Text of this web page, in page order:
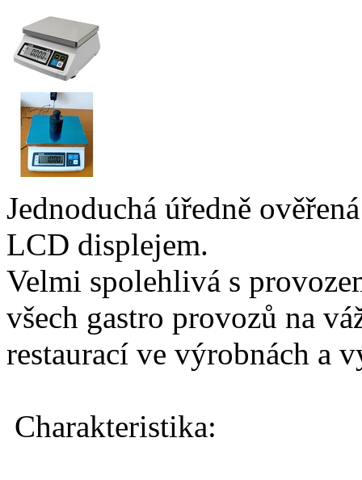
Jednoduchá úředně
LCD displejem.
Velmi spolehlivá s
všech gastro provozů na
restaurací ve výrobnách a
Charakteristika: